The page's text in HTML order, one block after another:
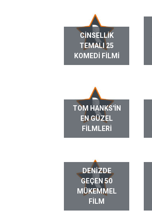
CINSELLIK
TEMALI 25
KOMEDI FILMI
TOM HANKS'IN
EN GÜZEL
FILMLERI
DENIZDE
GEÇEN 50
MÜKEMMEL
FILM